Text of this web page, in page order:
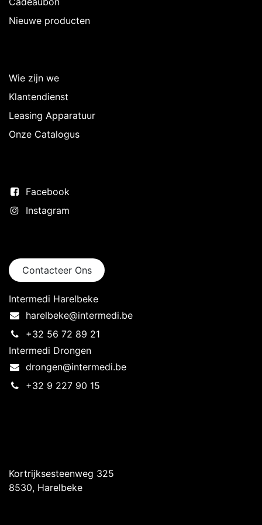
Nieuwe producten
Wie zijn we
Klantendienst
Leasing Apparatuur
Onze Catalogus
Facebook
Instagram
Contacteer Ons
Intermedi Harelbeke
harelbeke@intermedi.be
+32 56 72 89 21
Intermedi Drongen
drongen@intermedi.be
+32 9 227 90 15
Kortrijksesteenweg 325
8530, Harelbeke